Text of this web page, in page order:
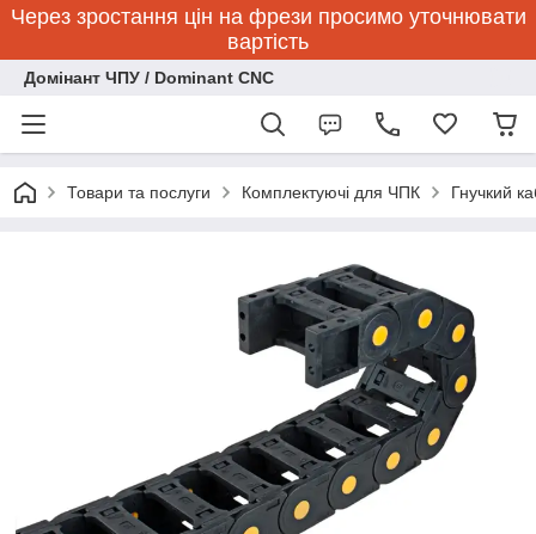
Через зростання цін на фрези просимо уточнювати
вартість
Домінант ЧПУ / Dominant CNC
Товари та послуги Комплектуючі для ЧПК Гнучкий